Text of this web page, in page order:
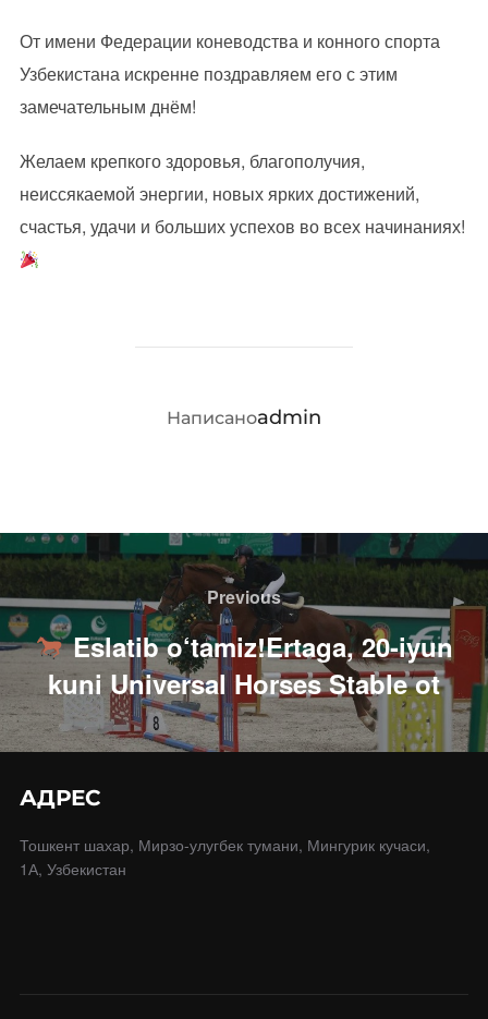
От имени Федерации коневодства и конного спорта
Узбекистана искренне поздравляем его с этим
замечательным днём!
Желаем крепкого здоровья, благополучия,
неиссякаемой энергии, новых ярких достижений,
счастья, удачи и больших успехов во всех начинаниях!
АВТОР ЗАПИСИ
Написаноadmin
Навигация
по
записям
Previous
Previous
Eslatib o‘tamiz!Ertaga, 20-iyun
kuni Universal Horses Stable ot
АДРЕС
Тошкент шахар, Мирзо-улугбек тумани, Мингурик кучаси,
1А, Узбекистан